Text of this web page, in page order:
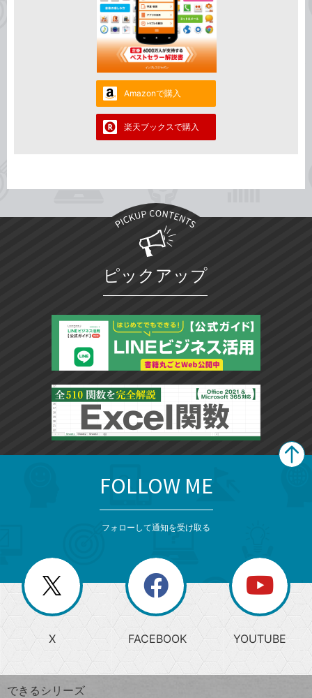
Amazonで購入
楽天ブックスで購入
ピックアップ
じ
る
search
検
索
上
昇
ワ
ー
閉
じ
る
ー
か
ら
探
す
FOLLOW ME
フォローして通知を受け取る
X FACEBOOK YOUTUBE
できるシリーズ